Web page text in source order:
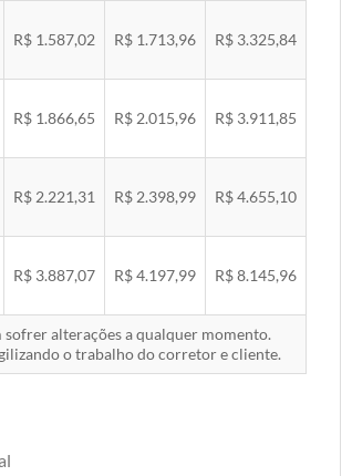
R$ 1.587,02 R$ 1.713,96 R$ 3.325,84
R$ 1.866,65 R$ 2.015,96 R$ 3.911,85
R$ 2.221,31 R$ 2.398,99 R$ 4.655,10
R$ 3.887,07 R$ 4.197,99 R$ 8.145,96
sofrer alterações a qualquer momento.
o trabalho do corretor e cliente.